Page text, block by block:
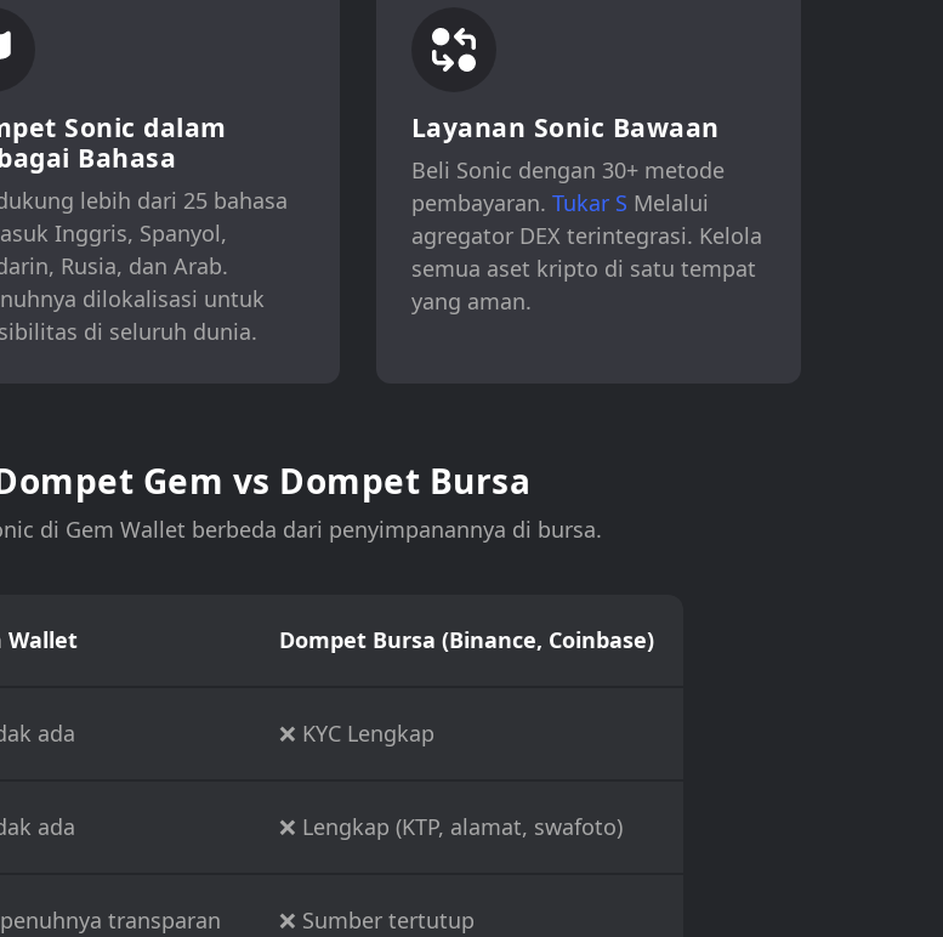
Sonic dalam
Bahasa
lebih dari 25 bahasa
Inggris, Spanyol,
Rusia, dan Arab.
dilokalisasi untuk
di seluruh dunia.
Layanan Sonic Bawaan
Beli Sonic dengan 30+ metode
pembayaran. Tukar S Melalui
agregator DEX terintegrasi. Kelola
semua aset kripto di satu tempat
yang aman.
Gem vs Dompet Bursa
di Gem Wallet berbeda dari penyimpanannya di bursa.
Wallet Dompet Bursa (Binance, Coinbase)
ada ❌ KYC Lengkap
ada ❌ Lengkap (KTP, alamat, swafoto)
transparan ❌ Sumber tertutup